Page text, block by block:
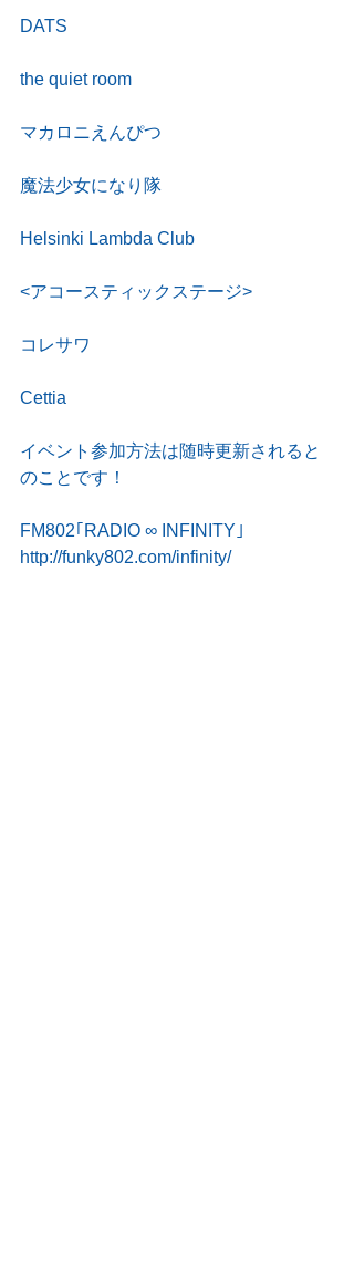
DATS
the quiet room
マカロニえんぴつ
魔法少女になり隊
Helsinki Lambda Club
<アコースティックステージ>
コレサワ
Cettia
イベント参加方法は随時更新されると
のことです！
FM802｢RADIO ∞ INFINITY｣
http://funky802.com/infinity/